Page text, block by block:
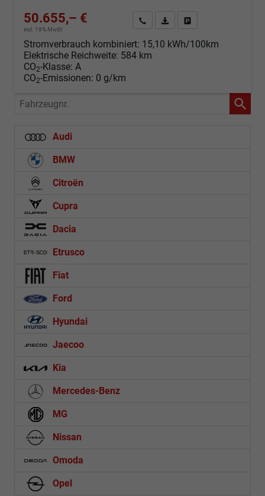
50.655,– €
incl. 19% MwSt.
Angebot anfordern
Fahrzeugexpose (PDF)
Stromverbrauch kombiniert: 15,10 kWh/100km
Elektrische Reichweite: 584 km
CO2-Klasse: A
CO2-Emissionen: 0 g/km
Fahrzeugnr.
Audi
BMW
Citroën
Cupra
Dacia
Etrusco
Fiat
Ford
Hyundai
Jaecoo
Kia
Mercedes-Benz
MG
Nissan
Omoda
Opel